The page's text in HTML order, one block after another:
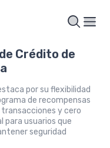
Crédito de
por su flexibilidad
de recompensas
y cero
para usuarios que
seguridad